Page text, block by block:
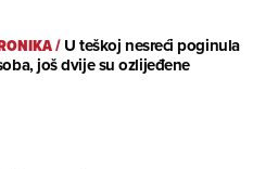
/U teškoj nesreći poginula
još dvije su ozlijeđene